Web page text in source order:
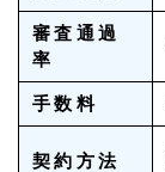
審査通過
率
手数料
契約方法